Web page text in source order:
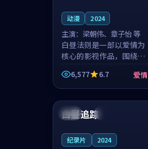
动漫 2024
主演： 梁朝伟、章子怡 等
白昼法则是一部以爱情为
核心的影视作品，围绕危
机、反转与人物成长展
开，整体节奏紧凑，值得
推荐观看。
6,577 6.7 爱情
泰国
99:39
白昼追踪
纪录片 2024